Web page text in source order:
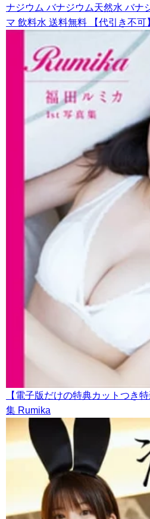
ナジウム バナジウム天然水 バナ
マ 飲料水 送料無料 【代引き不可
【電子版だけの特典カットつき
集 Rumika